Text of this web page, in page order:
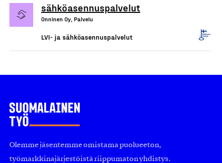
sähköasennuspalvelut
Onninen Oy, Palvelu
LVI- ja sähköasennuspalvelut
Olemme jäsentemme omistama puolueeton,
työmarkkinajärjestöistä riippumaton yhdistys.